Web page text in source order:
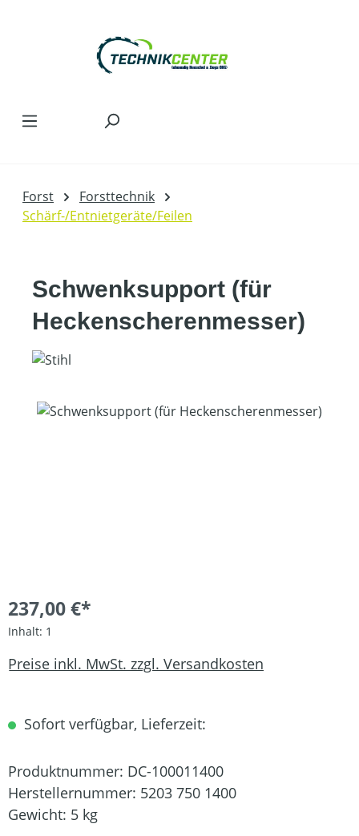
Forst
Forsttechnik
Schärf-/Entnietgeräte/Feilen
Schwenksupport (für
Heckenscherenmesser)
Bildergalerie überspringen
237,00 €*
Inhalt: 1
Preise inkl. MwSt. zzgl. Versandkosten
Sofort verfügbar, Lieferzeit:
Produktnummer: DC-100011400
Herstellernummer: 5203 750 1400
Gewicht: 5 kg